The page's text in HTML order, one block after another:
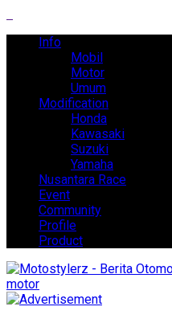
Info
Mobil
Motor
Umum
Modification
Honda
Kawasaki
Suzuki
Yamaha
Nusantara Race
Event
Community
Profile
Product